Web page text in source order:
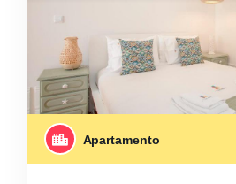
Apartamento